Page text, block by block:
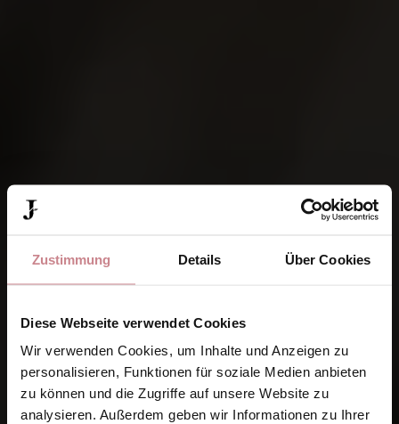
Zustimmung Details Über Cookies
Diese Webseite verwendet Cookies
Wir verwenden Cookies, um Inhalte und Anzeigen zu
personalisieren, Funktionen für soziale Medien anbieten
zu können und die Zugriffe auf unsere Website zu
analysieren. Außerdem geben wir Informationen zu Ihrer